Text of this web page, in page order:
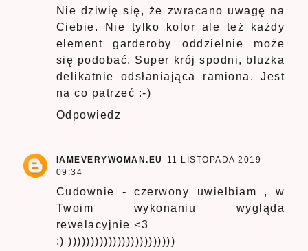
Nie dziwię się, że zwracano uwagę na
Ciebie. Nie tylko kolor ale też każdy
element garderoby oddzielnie może
się podobać. Super krój spodni, bluzka
delikatnie odsłaniająca ramiona. Jest
na co patrzeć :-)
Odpowiedz
IAMEVERYWOMAN.EU
11 LISTOPADA 2019
09:34
Cudownie - czerwony uwielbiam , w
Twoim wykonaniu wygląda
rewelacyjnie <3
:) ))))))))))))))))))))))))